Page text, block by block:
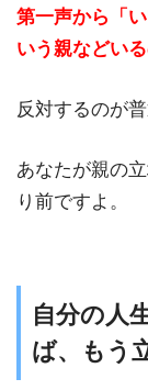
第一声から「
いう親などい
反対するのが
あなたが親の
り前ですよ。
自分の人
ば、もう